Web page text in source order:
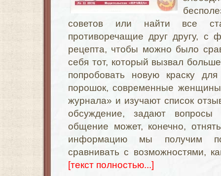
советов или найти все
противоречащие друг другу, с
рецепта, чтобы можно было
себя тот, который вызвал
попробовать новую краску
порошок, современные
журнала» и изучают список
обсуждение, задают
общение может, конечно,
информацию мы получим
сравнивать с возможностями,
[текст полностью...]